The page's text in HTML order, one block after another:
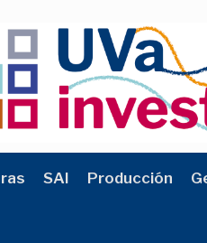
SAI Producción